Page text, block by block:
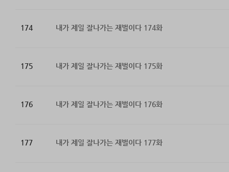
174 내가 제일 잘나가는 재벌이다 174화
175 내가 제일 잘나가는 재벌이다 175화
176 내가 제일 잘나가는 재벌이다 176화
177 내가 제일 잘나가는 재벌이다 177화